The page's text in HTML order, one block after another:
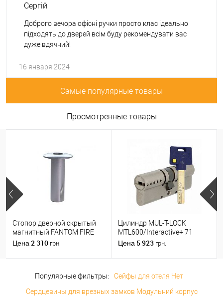
Сергій
Доброго вечора офісні ручки просто клас ідеально
підходять до дверей всім буду рекомендувати вас
дуже вдячний!
16 января 2024
Самые популярные товары
Просмотренные товары
Стопор дверной скрытый
магнитный FANTOM FIRE
хром матовый
Цена 2 310 грн.
Цилиндр MUL-T-LOCK
MTL600/Interactive+ 71
(31*40) никель сатин
Цена 5 923 грн.
Популярные фильтры:
Сейфы для отеля Нет
Сердцевины для врезных замков Модульний корпус